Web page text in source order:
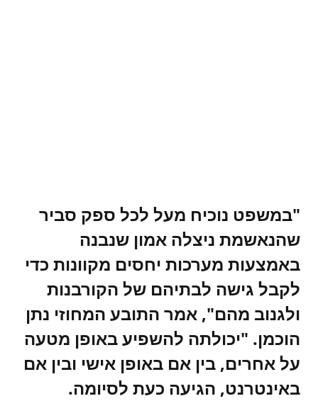
"במשפט נוכיח מעל לכל ספק סביר
שהנאשמת ניצלה אמון שנבנה
באמצעות מערכות יחסים מקוונות כדי
לקבל גישה לבתיהם של הקורבנות
ולגנוב מהם", אמר התובע המחוזי נתן
הוכמן. "יכולתה להשפיע באופן מטעה
על אחרים, בין אם באופן אישי ובין אם
באינטרנט, הגיעה כעת לסיומה.